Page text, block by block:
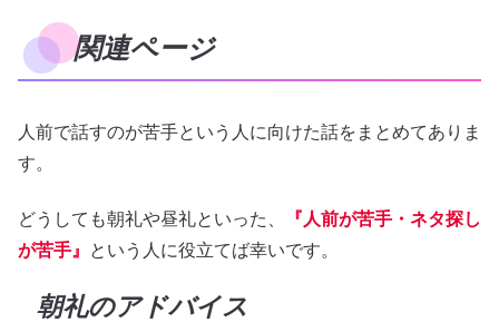
関連ページ
人前で話すのが苦手という人に向けた話をまとめてありま
す。
どうしても朝礼や昼礼といった、
『人前が苦手・ネタ探し
が苦手』
という人に役立てば幸いです。
朝礼のアドバイス